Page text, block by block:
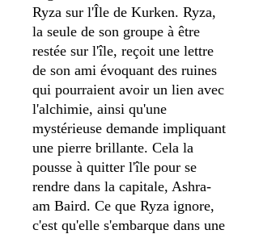
Ryza sur l'Île de Kurken. Ryza,
la seule de son groupe à être
restée sur l'île, reçoit une lettre
de son ami évoquant des ruines
qui pourraient avoir un lien avec
l'alchimie, ainsi qu'une
mystérieuse demande impliquant
une pierre brillante. Cela la
pousse à quitter l'île pour se
rendre dans la capitale, Ashra-
am Baird. Ce que Ryza ignore,
c'est qu'elle s'embarque dans une